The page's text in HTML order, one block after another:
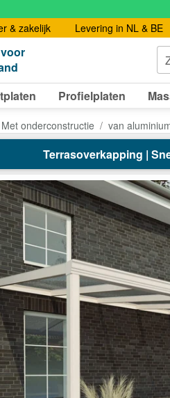
& zakelijk Levering in NL & BE
Profielplaten
Met onderconstructie van
Terrasoverkapping |